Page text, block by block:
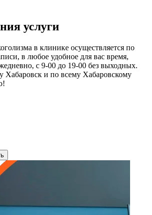
услуги
в клинике осуществляется по
в любое удобное для вас время,
с 9-00 до 19-00 без выходных.
Хабаровск и по всему Хабаровскому